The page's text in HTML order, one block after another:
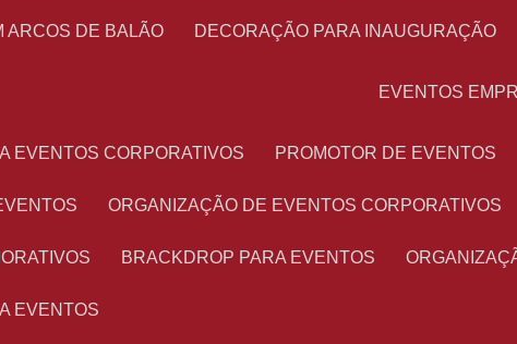
ARCOS DE BALÃO DECORAÇÃO PARA INAUGURAÇÃO
EVENTOS
EVENTOS CORPORATIVOS PROMOTOR DE EVENTOS
ORGANIZAÇÃO DE EVENTOS CORPORATIVOS
BRACKDROP PARA EVENTOS
EVENTOS